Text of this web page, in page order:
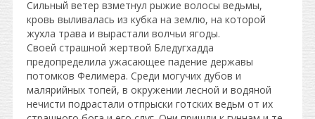
Сильный ветер взметнул рыжие волосы ведьмы,
кровь выливалась из кубка на землю, на которой
жухла трава и вырастали волчьи ягоды.
Своей страшной жертвой Бледугхадда
предопределила ужасающее падение державы
потомков Фелимера. Среди могучих дубов и
малярийных топей, в окружении лесной и водяной
нечисти подрастали отпрыски готских ведьм от их